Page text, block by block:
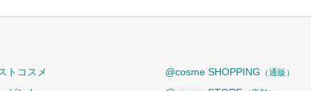
トコスメ
@cosme SHOPPING （通販）